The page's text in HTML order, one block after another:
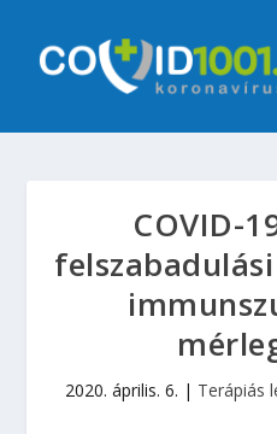
COVID-
2020. április. 6. | Terápiás